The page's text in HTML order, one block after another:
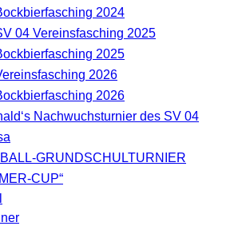
2024
04 Vereinsfasching 2025
2025
2026
2026
Nachwuchsturnier des SV 04
GRUNDSCHULTURNIER
CUP“